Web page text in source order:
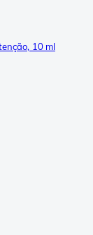
10 ml